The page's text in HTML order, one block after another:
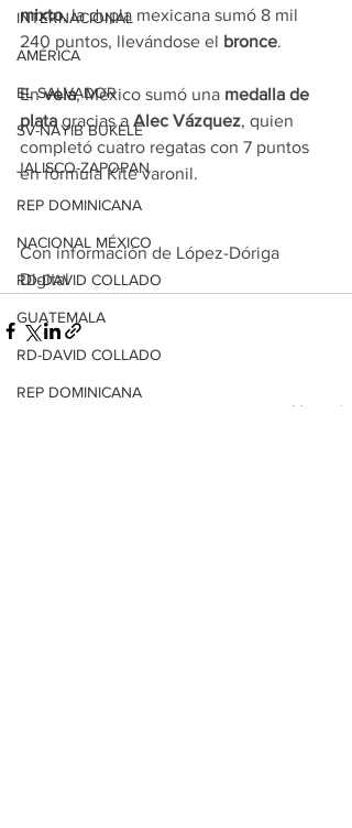
INTERNACIONAL
AMÉRICA
EL SALVADOR
SV-NAYIB BUKELE
JALISCO-ZAPOPAN
REP DOMINICANA
NACIONAL MÉXICO
RD-DAVID COLLADO
GUATEMALA
RD-DAVID COLLADO
REP DOMINICANA
mixto, la dupla mexicana sumó 8 mil
240 puntos, llevándose el bronce.
En vela, México sumó una medalla de
plata gracias a Alec Vázquez, quien
completó cuatro regatas con 7 puntos
en fórmula Kite varonil.
Con información de López-Dóriga
Digital
Ver todo